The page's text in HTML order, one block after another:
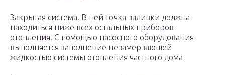
Закрытая система. В ней точка заливки должна
находиться ниже всех остальных приборов
отопления. С помощью насосного оборудования
выполняется заполнение незамерзающей
жидкостью системы отопления частного дома